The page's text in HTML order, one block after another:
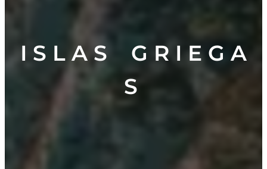
I S L A S G R I E G A
S